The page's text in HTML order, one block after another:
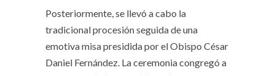
Posteriormente, se llevó a cabo la
tradicional procesión seguida de una
emotiva misa presidida por el Obispo César
Daniel Fernández. La ceremonia congregó a